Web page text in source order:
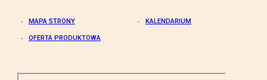
MAPA STRONY KALENDARIUM
OFERTA PRODUKTOWA